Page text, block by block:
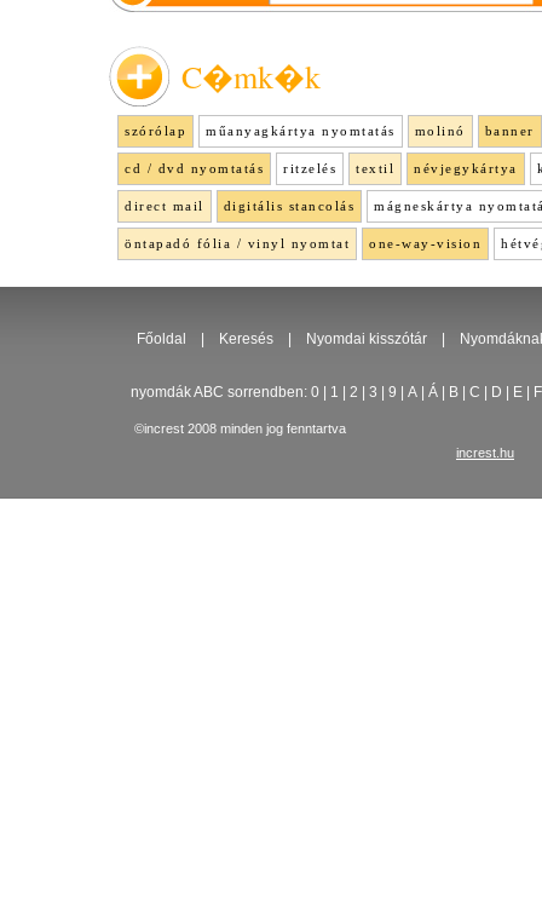
C�mk�k
szórólap műanyagkártya nyomtatás molinó banner
cd / dvd nyomtatás ritzelés textil névjegykártya
direct mail digitális stancolás mágneskártya
öntapadó fólia / vinyl nyomtat one-way-vision
Főoldal Keresés Nyomdai kisszótár
nyomdák ABC sorrendben: 0 1 2 3 9 A Á B C D E F
©increst 2008 minden jog fenntartva
increst.hu